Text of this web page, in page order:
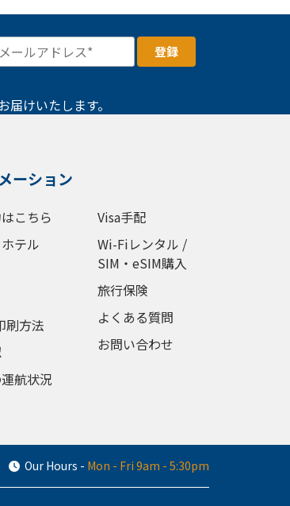
けいたします。
ーション
こちら
テル
刷方法
航状況
Visa手配
Wi-Fiレンタル /
SIM・eSIM購入
旅行保険
よくある質問
お問い合わせ
Our Hours - Mon - Fri 9am - 5:30pm